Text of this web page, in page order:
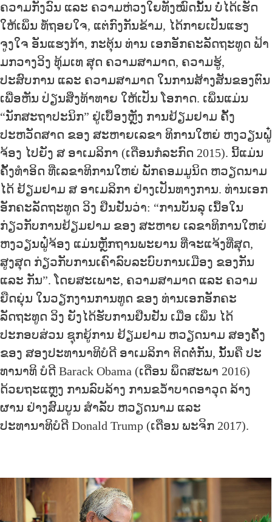
ຄວາມກັງວົນ ແລະ ຄວາມຫ່ວງໃຍທັງໝົດນັ້ນ ບໍ່ໄດ້ເຮັດ
ໃຫ້ເພິ່ນ ທໍ້ຖອຍໃຈ, ແຕ່ກົງກັນຂ້າມ, ໄດ້ກາຍເປັນແຮງ
ຈູງໃຈ ອັນແຮງກ້າ, ກະຕຸ້ນ ທ່ານ ເອກອັກຄະລັດຖະທູດ ຟ້າ
ມກວາງວິງ ທຸ້ມເທ ສຸດ ຄວາມສາມາດ, ຄວາມຮູ້,
ປະສົບການ ແລະ ຄວາມສາມາດ ໃນການສ້າງສັນຂອງຕົນ
ເພື່ອຫັນ ປ່ຽນສິ່ງທ້າທາຍ ໃຫ້ເປັນ ໂອກາດ. ເພິ່ນແມ່ນ
“ນັກສະຖາປະນິກ” ຢູ່ເບື້ອງຫຼັງ ການຢ້ຽມຢາມ ຄັ້ງ
ປະຫວັດສາດ ຂອງ ສະຫາຍເລຂາ ທິການໃຫຍ່ ຫງວຽນຝູ໋
ຈ້ອງ ໄປຍັງ ສ ອາເມລິກາ (ເດືອນກໍລະກົດ 2015). ນີ້ແມ່ນ
ຄັ້ງທຳອິດ ທີ່ເລຂາທິການໃຫຍ່ ພັກຄອມມູນິດ ຫວຽດນາມ
ໄດ້ ຢ້ຽມຢາມ ສ ອາເມລິກາ ຢ່າງເປັນທາງການ. ທ່ານເອກ
ອັກຄະລັດຖະທູດ ວິງ ຢືນຢັນວ່າ: “ການບັນລຸ ເນື້ອໃນ
ກ່ຽວກັບການຢ້ຽມຢາມ ຂອງ ສະຫາຍ ເລຂາທິການໃຫຍ່
ຫງວຽນຝູ໋ຈ້ອງ ແມ່ນຫຼັກຖານພະຍານ ທີ່ຈະແຈ້ງທີ່ສຸດ,
ສູງສຸດ ກ່ຽວກັບການເຄົາລົບລະບົບການເມືອງ ຂອງກັນ
ແລະ ກັນ”. ໂດຍສະເພາະ, ຄວາມສາມາດ ແລະ ຄວາມ
ຍືດຍຸ່ນ ໃນວຽກງານການທູດ ຂອງ ທ່ານເອກອັກຄະ
ລັດຖະທູດ ວິງ ຍັງໄດ້ຮັບການຢືນຢັນ ເມື່ອ ເພິ່ນ ໄດ້
ປະກອບສ່ວນ ຊຸກຍູ້ການ ຢ້ຽມຢາມ ຫວຽດນາມ ສອງຄັ້ງ
ຂອງ ສອງປະທານາທິບໍດີ ອາເມລິກາ ຕິດຕໍ່ກັນ, ນັ້ນຄື ປະ
ທານາທິ ບໍດີ Barack Obama (ເດືອນ ພຶດສະພາ 2016)
ດ້ວຍຖະແຫຼງ ການລົບລ້າງ ການຂວໍ້າບາດອາວຸດ ລ້າງ
ຜານ ຢ່າງສົມບູນ ສຳລັບ ຫວຽດນາມ ແລະ
ປະທານາທິບໍດີ Donald Trump (ເດືອນ ພະຈິກ 2017).